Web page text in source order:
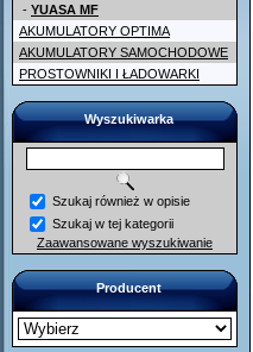
- YUASA MF
AKUMULATORY OPTIMA
AKUMULATORY SAMOCHODOWE
PROSTOWNIKI I ŁADOWARKI
Wyszukiwarka
Szukaj również w opisie
Szukaj w tej kategorii
Zaawansowane wyszukiwanie
Producent